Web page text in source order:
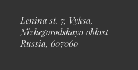
Lenina st. 7, Vyksa,
Nizhegorodskaya oblast
Russia, 607060